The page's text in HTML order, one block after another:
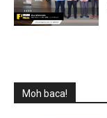
Moh baca!